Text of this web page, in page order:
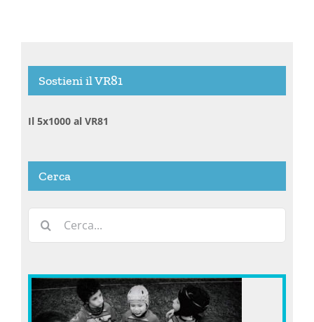
Sostieni il VR81
Il 5x1000 al VR81
Cerca
per: